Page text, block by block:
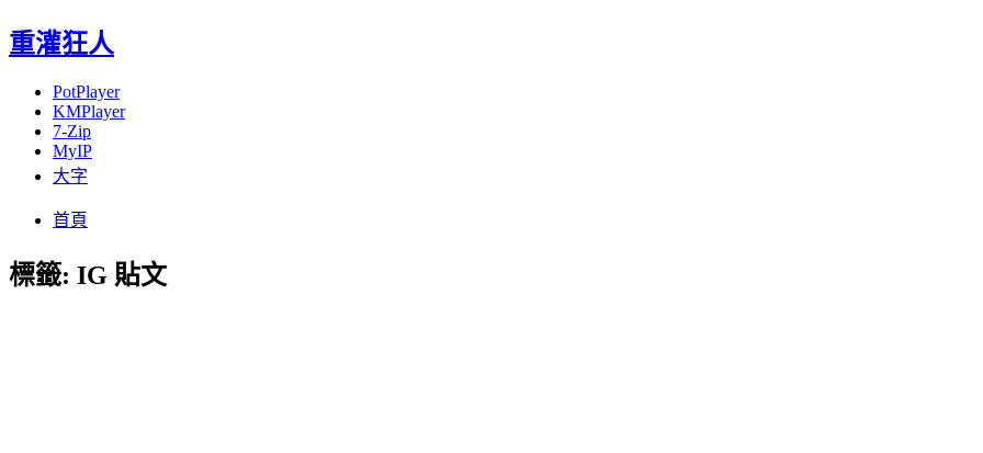
重灌狂人
PotPlayer
KMPlayer
7-Zip
MyIP
大字
首頁
標籤: IG 貼文